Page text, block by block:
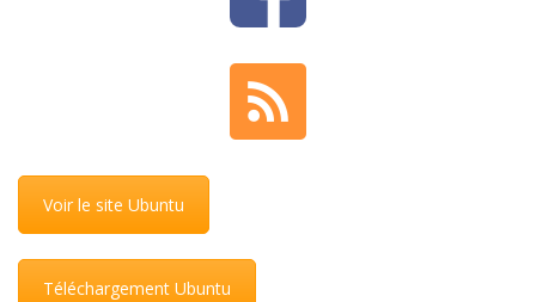
Voir le site Ubuntu
Téléchargement Ubuntu